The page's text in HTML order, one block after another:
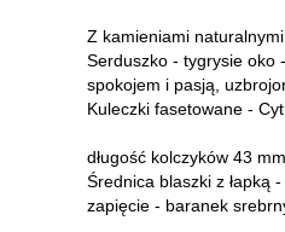
Z kamieniami
Serduszko - tygrysie oko
spokojem i pasją,
Kuleczki fasetowane -
długość kolczyków 43 mm
Średnica blaszki z łapką
zapięcie - baranek